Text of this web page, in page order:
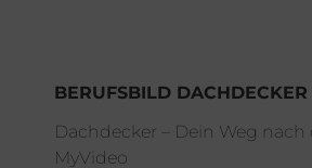
BERUFSBILD DACHDECKER
Dachdecker – Dein Weg nach
MyVideo